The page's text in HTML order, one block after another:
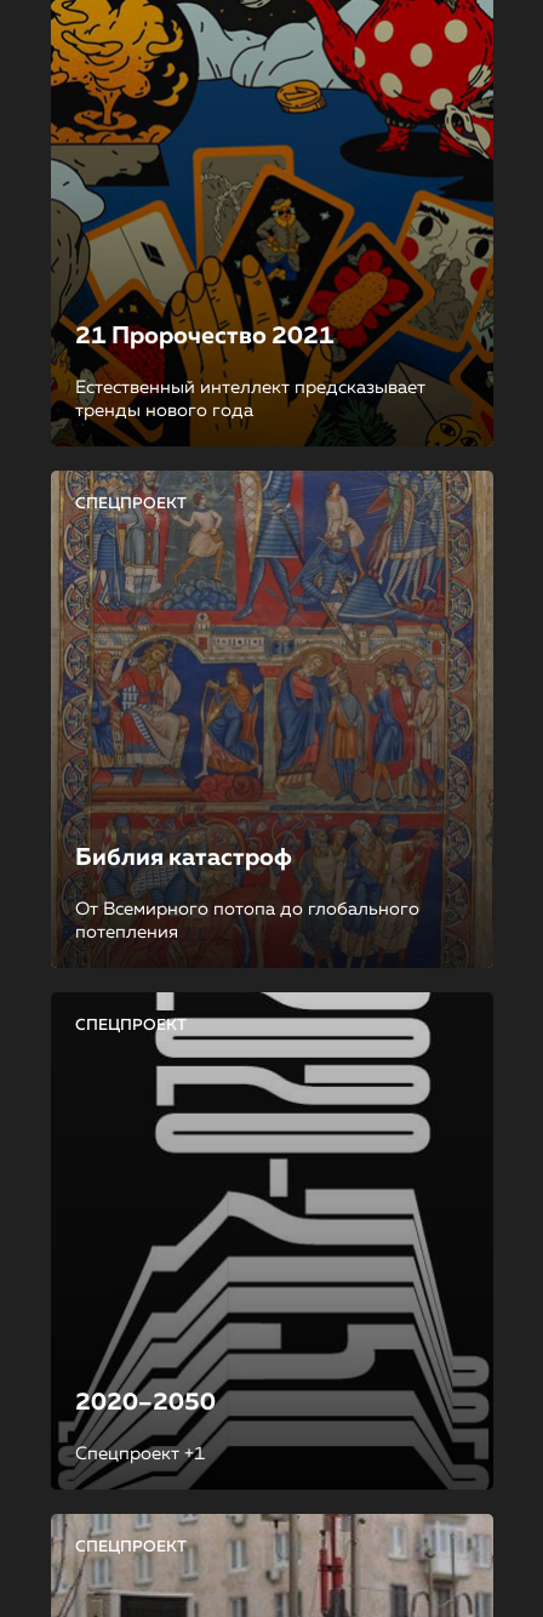
21 Пророчество 2021
Естественный интеллект предсказывает
тренды нового года
СПЕЦПРОЕКТ
Библия катастроф
От Всемирного потопа до глобального
потепления
СПЕЦПРОЕКТ
2020–2050
Спецпроект +1
СПЕЦПРОЕКТ